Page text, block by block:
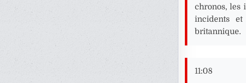
chronos, les
incidents
britannique.
11:08